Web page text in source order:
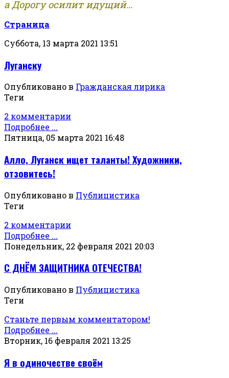
а Дорогу осилит идущий...
Страница
Суббота, 13 марта 2021 13:51
Луганску
Опубликовано в Гражданская лирика
Теги
2 комментарии
Подробнее ...
Пятница, 05 марта 2021 16:48
Алло, Луганск ищет таланты! Художники,
отзовитесь!
Опубликовано в Публицистика
Теги
2 комментарии
Подробнее ...
Понедельник, 22 февраля 2021 20:03
С ДНЁМ ЗАЩИТНИКА ОТЕЧЕСТВА!
Опубликовано в Публицистика
Теги
Станьте первым комментатором!
Подробнее ...
Вторник, 16 февраля 2021 13:25
Я в одиночестве своём